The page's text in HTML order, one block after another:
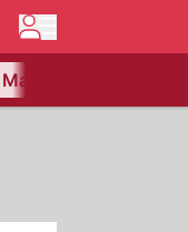
Matchcenter